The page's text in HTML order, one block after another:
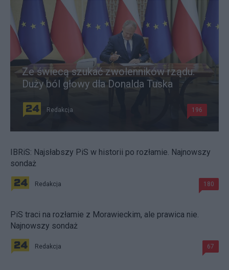
Ze świecą szukać zwolenników rządu.
Duży ból głowy dla Donalda Tuska
Redakcja 196
IBRiS: Najsłabszy PiS w historii po rozłamie. Najnowszy
sondaż
Redakcja 180
PiS traci na rozłamie z Morawieckim, ale prawica nie.
Najnowszy sondaż
Redakcja 67